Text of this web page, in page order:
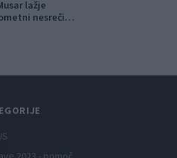
lažje
nesreči v